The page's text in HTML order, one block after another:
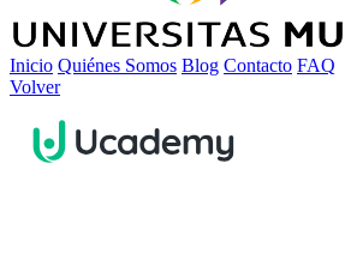
Inicio Quiénes Somos Blog Contacto FAQ
Volver